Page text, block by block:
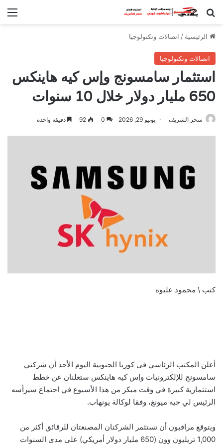
بحث عن
الرئيسية / اتصالات وتكنولوجيا
اتصالات وتكنولوجيا
استثمار سامسونج وإس كيه هاينكس
650 مليار دولار خلال 10 سنوات
سحر الشريف يونيو 29, 2026 0
92 دقيقة واحدة
كتب \ محمود عليوه
أعلن المكتب الرئاسي فى كوريا الجنوبية اليوم الأحد أن شركتي
سامسونج للإلكترونيات وإس كيه هاينكس ستعلنان عن خطط
استثمارية كبيرة في وقت مبكر من هذا الأسبوع في اجتماع سيرأسه
الرئيس لي جيه ميونغ، وفقا لوكالة يونهاب.
ويتوقع مراقبون أن تستثمر الشركتان المصنعتان للرقائق أكثر من
1,000 تريليون وون (650 مليار دولار أمريكي) على مدى السنوات